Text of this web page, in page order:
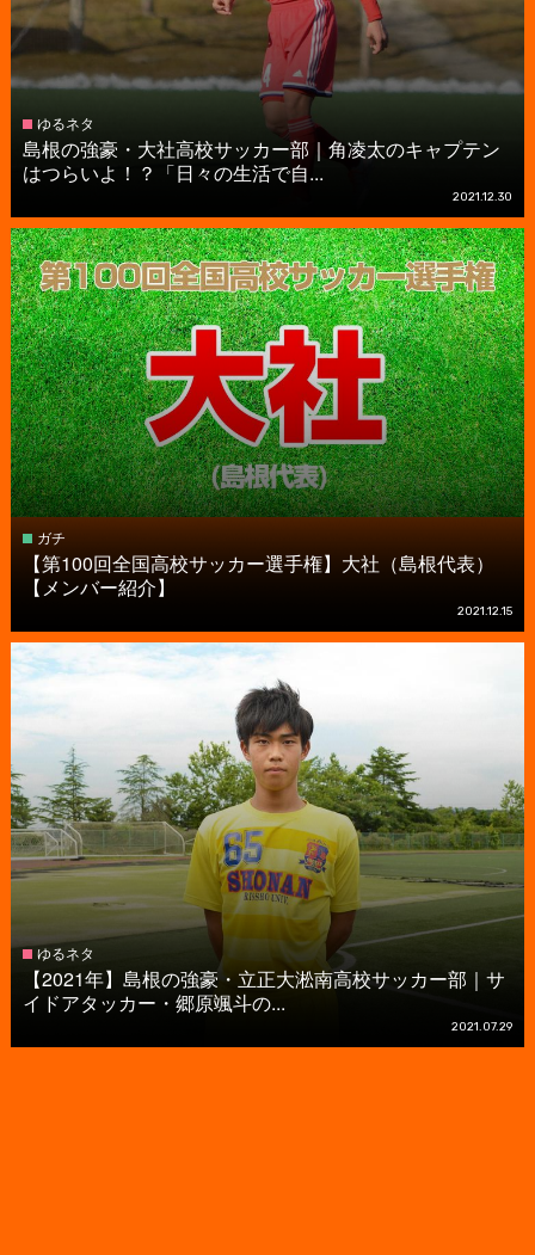
ゆるネタ
島根の強豪・大社高校サッカー部｜角凌太のキャプテン
はつらいよ！？「日々の生活で自...
2021.12.30
ガチ
【第100回全国高校サッカー選手権】大社（島根代表）
【メンバー紹介】
2021.12.15
ゆるネタ
【2021年】島根の強豪・立正大淞南高校サッカー部｜サ
イドアタッカー・郷原颯斗の...
2021.07.29